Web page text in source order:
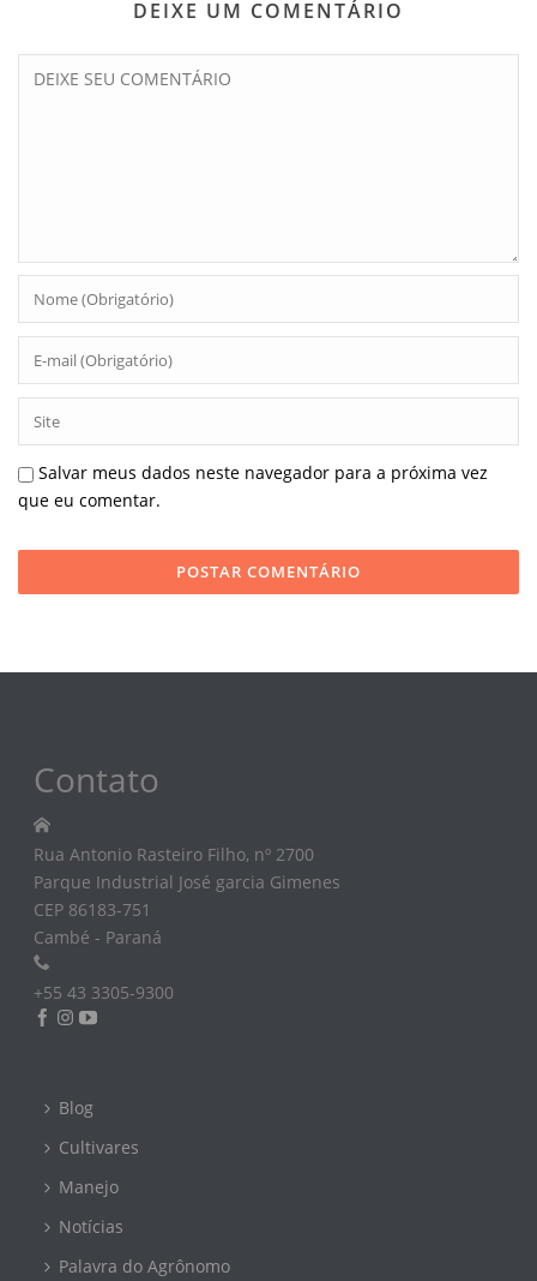
DEIXE UM COMENTÁRIO
Salvar meus dados neste navegador para a próxima vez
que eu comentar.
Contato
Rua Antonio Rasteiro Filho, nº 2700
Parque Industrial José garcia Gimenes
CEP 86183-751
Cambé - Paraná
+55 43 3305-9300
Blog
Cultivares
Manejo
Notícias
Palavra do Agrônomo